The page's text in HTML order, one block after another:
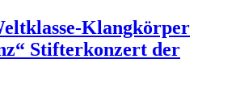
Klangkörper
Stifterkonzert der